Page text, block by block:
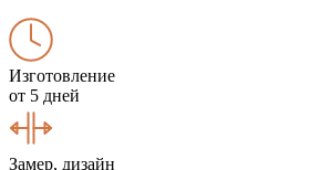
Изготовление
от 5 дней
Замер, дизайн